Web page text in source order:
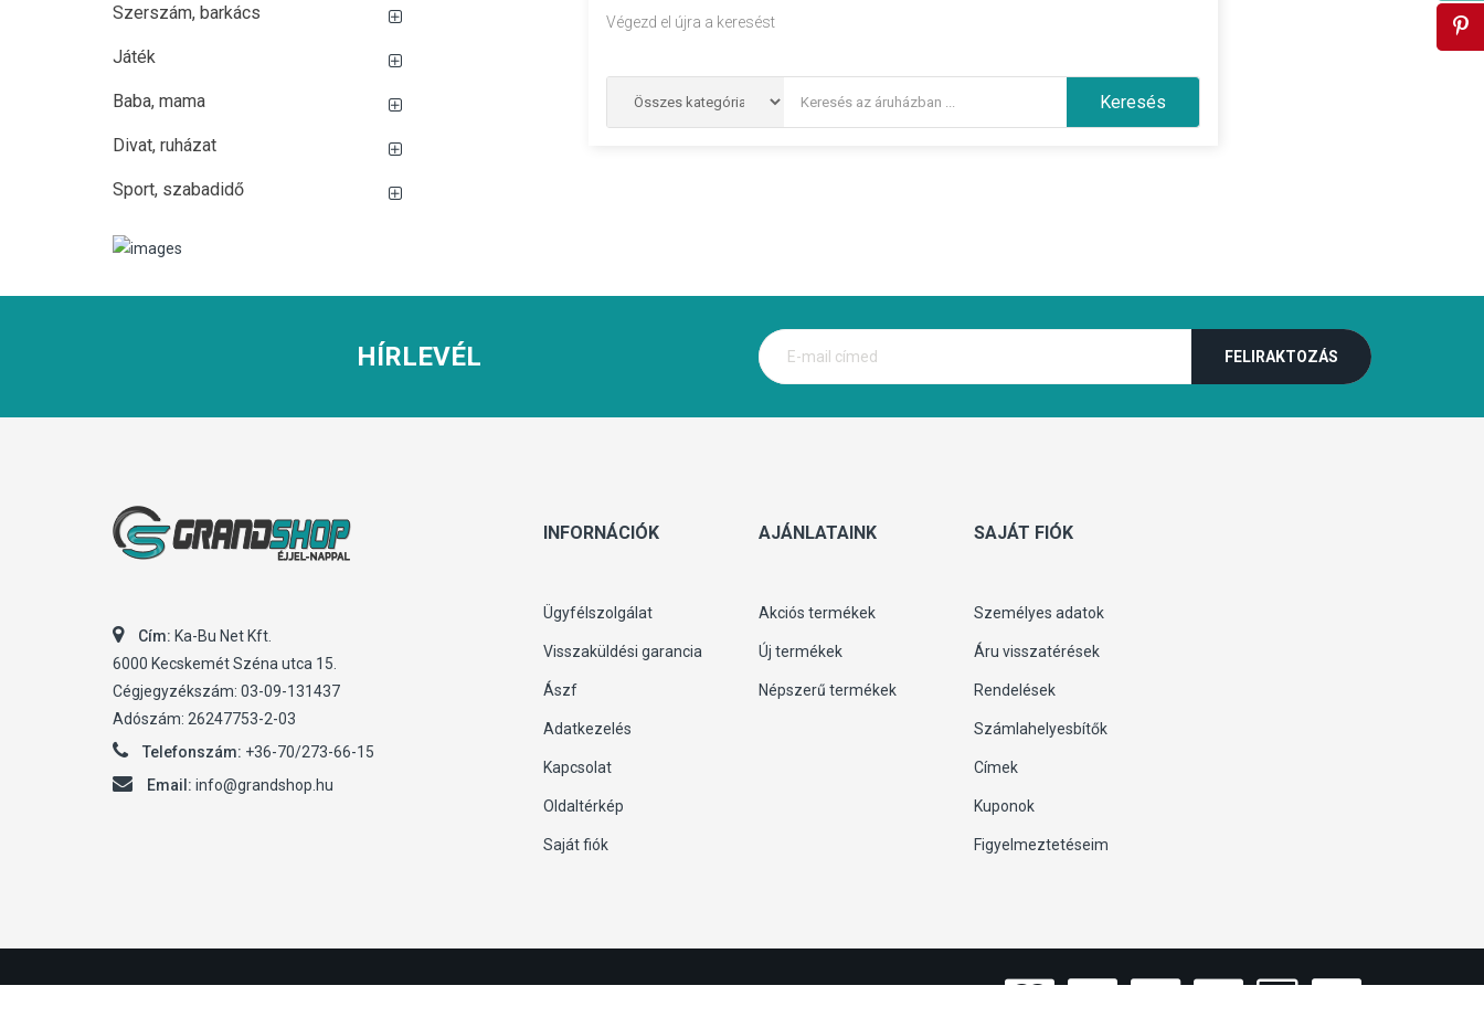
Szerszám, barkács
Játék
Baba, mama
Divat, ruházat
Sport, szabadidő
Végezd el újra a keresést
Keresés
HÍRLEVÉL
Cím: Ka-Bu Net Kft.
6000 Kecskemét Széna utca 15.
Cégjegyzékszám: 03-09-131437
Adószám: 26247753-2-03
Telefonszám: +36-70/273-66-15
Email: info@grandshop.hu
INFORNÁCIÓK
Ügyfélszolgálat
Visszaküldési garancia
Ászf
Adatkezelés
Kapcsolat
Oldaltérkép
Saját fiók
AJÁNLATAINK
Akciós termékek
Új termékek
Népszerű termékek
SAJÁT FIÓK
Személyes adatok
Áru visszatérések
Rendelések
Számlahelyesbítők
Címek
Kuponok
Figyelmeztetéseim